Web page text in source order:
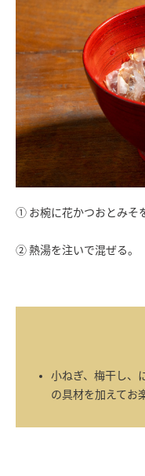
① お椀に花かつおとみそ
② 熱湯を注いで混ぜる。
小ねぎ、梅干し、
の具材を加えてお